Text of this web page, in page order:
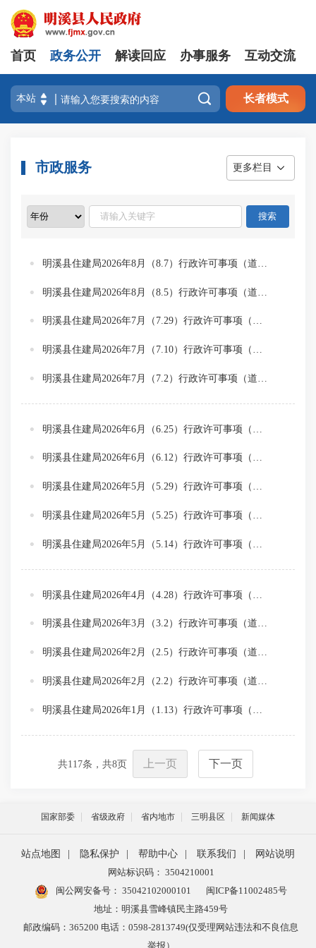
首页 政务公开 解读回应 办事服务 互动交流
 长者模式
市政服务 更多栏目
明溪县住建局2026年7月（7.29）行政许可事项（道路挖掘）
明溪县住建局2026年7月（7.10）行政许可事项（道路挖掘）
明溪县住建局2026年6月（6.12）行政许可事项（道路挖掘）
明溪县住建局2026年5月（5.29）行政许可事项（道路挖掘）
明溪县住建局2026年5月（5.25）行政许可事项（道路挖掘）
明溪县住建局2026年3月（3.2）行政许可事项（道路挖掘）
明溪县住建局2026年2月（2.5）行政许可事项（道路挖掘）
共117条，共8页 上一页 下一页
国家部委 省级政府 省内地市 三明县区 新闻媒体
站点地图 | 隐私保护 | 帮助中心 | 联系我们 |
网站说明
网站标识码： 3504210001
闽公网安备号： 35042102000101
闽ICP备11002485号
地址：明溪县雪峰镇民主路459号
邮政编码：365200 电话：0598-2813749(仅受理网站违法和不良信息
举报）